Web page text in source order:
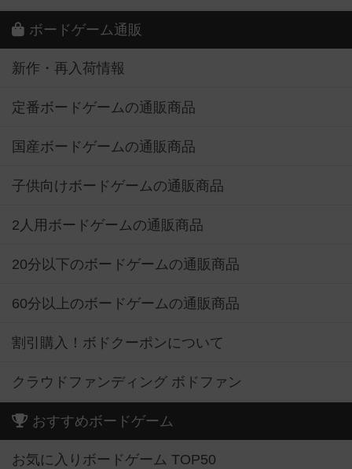
ボードゲーム通販
新作・再入荷情報
定番ボードゲームの通販商品
国産ボードゲームの通販商品
子供向けボードゲームの通販商品
2人用ボードゲームの通販商品
20分以下のボードゲームの通販商品
60分以上のボードゲームの通販商品
割引購入！ボドクーポンについて
クラウドファンディング ボドファン
おすすめボードゲーム
お気に入りボードゲーム TOP50